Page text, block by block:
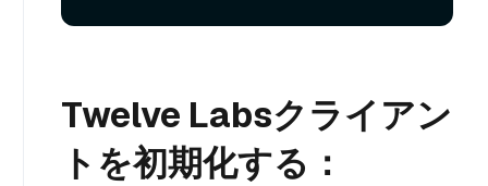
Twelve Labsクライアン
トを初期化する：